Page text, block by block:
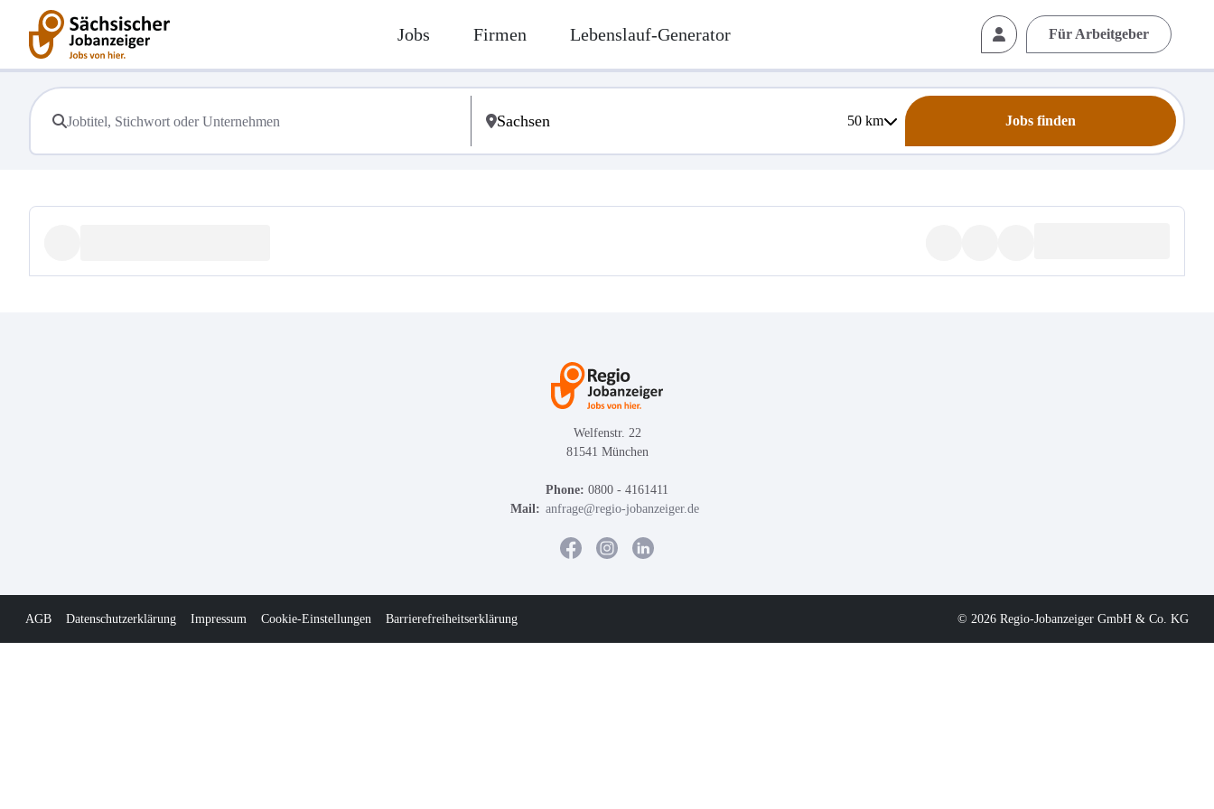
Jobs Firmen Lebenslauf-Generator Für Arbeitgeber
50km Jobs finden
Welfenstr. 22
81541 München
Phone: 0800 - 4161411
Mail: anfrage@regio-jobanzeiger.de
AGB Datenschutzerklärung Impressum Cookie-Einstellungen Barrierefreiheitserklärung © 2026 Regio-Jobanzeiger GmbH & Co. KG